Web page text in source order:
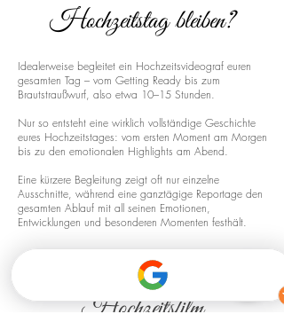
Hochzeitstag bleiben?
Idealerweise begleitet ein Hochzeitsvideograf euren
gesamten Tag – vom Getting Ready bis zum
Brautstraußwurf, also etwa 10–15 Stunden.
Nur so entsteht eine wirklich vollständige Geschichte
eures Hochzeitstages: vom ersten Moment am Morgen
bis zu den emotionalen Highlights am Abend.
Eine kürzere Begleitung zeigt oft nur einzelne
Ausschnitte, während eine ganztägige Reportage den
gesamten Ablauf mit all seinen Emotionen,
Entwicklungen und besonderen Momenten festhält.
Drohnenaufnahmen für euren